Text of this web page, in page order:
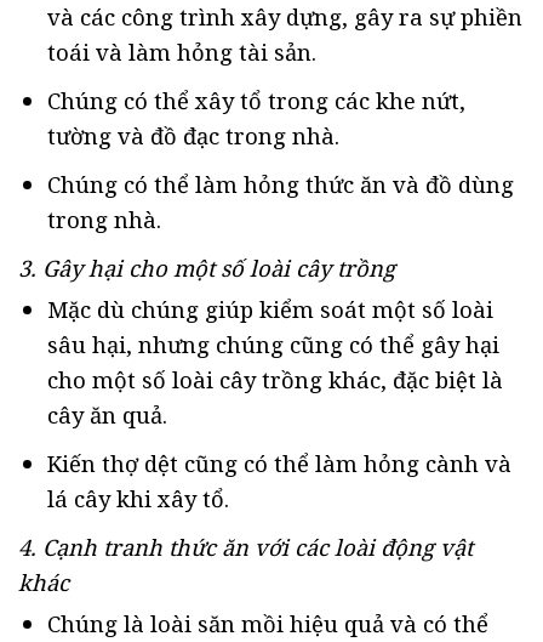
và các công trình xây dựng, gây ra sự phiền
toái và làm hỏng tài sản.
Chúng có thể xây tổ trong các khe nứt,
tường và đồ đạc trong nhà.
Chúng có thể làm hỏng thức ăn và đồ dùng
trong nhà.
3. Gây hại cho một số loài cây trồng
Mặc dù chúng giúp kiểm soát một số loài
sâu hại, nhưng chúng cũng có thể gây hại
cho một số loài cây trồng khác, đặc biệt là
cây ăn quả.
Kiến thợ dệt cũng có thể làm hỏng cành và
lá cây khi xây tổ.
4. Cạnh tranh thức ăn với các loài động vật
khác
Chúng là loài săn mồi hiệu quả và có thể